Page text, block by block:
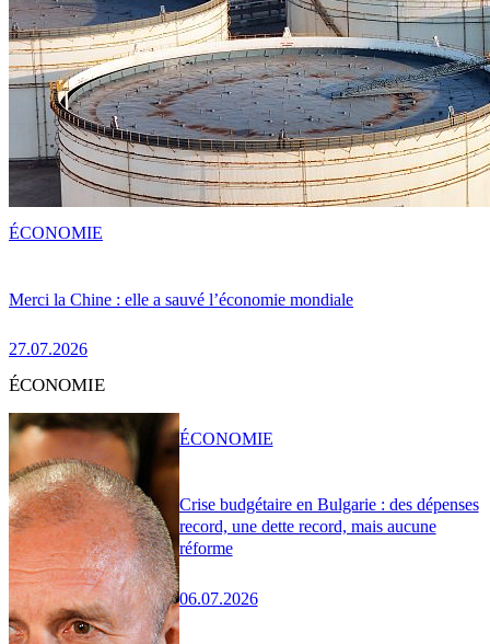
Merci la Chine : elle a sauvé l’économie mondiale
27.07.2026
ÉCONOMIE
ÉCONOMIE
Crise budgétaire en Bulgarie : des dépenses
record, une dette record, mais aucune
réforme
06.07.2026
ÉCONOMIE